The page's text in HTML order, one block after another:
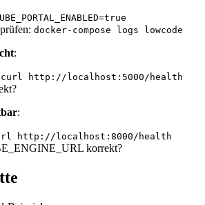
docker-compose logs lowcode
:
curl http://localhost:5000/health
:
http://localhost:8000/health
korrekt?